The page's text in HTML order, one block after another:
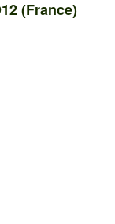
(France)